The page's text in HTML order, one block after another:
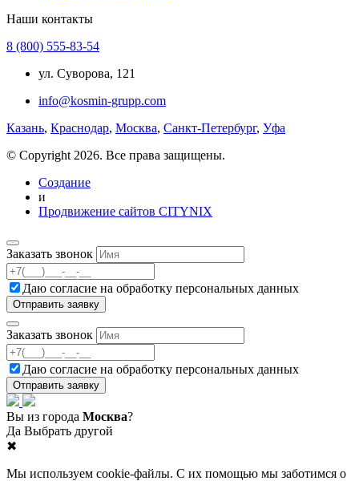
Наши контакты
8 (800) 555-83-54
ул. Суворова, 121
info@kosmin-grupp.com
Казань, Краснодар, Москва, Санкт-Петербург, Уфа
© Copyright 2026. Все права защищены.
Создание
и
Продвижение сайтов CITYNIX
Заказать звонок
Даю согласие на обработку персональных данных
Заказать звонок
Даю согласие на обработку персональных данных
Вы из города Москва?
Да Выбрать другой
✖
Мы используем cookie-файлы. С их помощью мы заботимся о